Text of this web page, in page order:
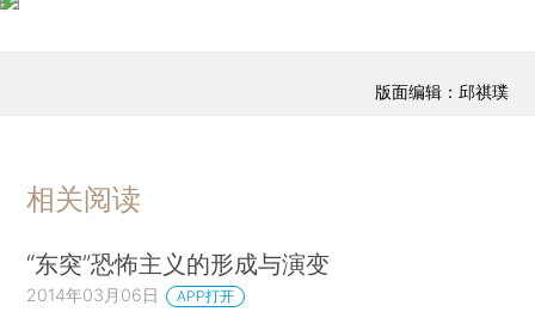
版面编辑：邱祺璞
相关阅读
“东突”恐怖主义的形成与演变
2014年03月06日 APP打开